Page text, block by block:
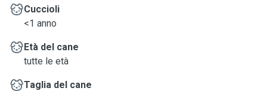
Cuccioli
<1 anno
Età del cane
tutte le età
Taglia del cane